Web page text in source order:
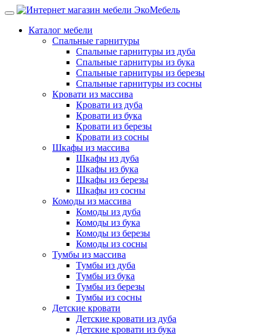
Каталог мебели
Спальные гарнитуры
Спальные гарнитуры из дуба
Спальные гарнитуры из бука
Спальные гарнитуры из березы
Спальные гарнитуры из сосны
Кровати из массива
Кровати из дуба
Кровати из бука
Кровати из березы
Кровати из сосны
Шкафы из массива
Шкафы из дуба
Шкафы из бука
Шкафы из березы
Шкафы из сосны
Комоды из массива
Комоды из дуба
Комоды из бука
Комоды из березы
Комоды из сосны
Тумбы из массива
Тумбы из дуба
Тумбы из бука
Тумбы из березы
Тумбы из сосны
Детские кровати
Детские кровати из дуба
Детские кровати из бука